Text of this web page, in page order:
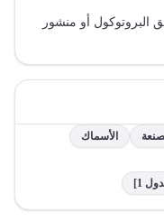
أو منشور
الأسماك